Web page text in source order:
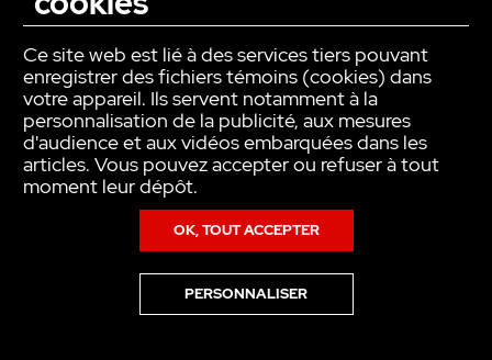
Kit complet S12110-00002 moteur
autom monoph. Var. F. 100N axe
Ce site web est lié à des services tiers pouvant
enregistrer des fichiers témoins (cookies) dans
votre appareil. Ils servent notamment à la
personnalisation de la publicité, aux mesures
d'audience et aux vidéos embarquées dans les
articles. Vous pouvez accepter ou refuser à tout
moment leur dépôt.
OK, TOUT ACCEPTER
PERSONNALISER